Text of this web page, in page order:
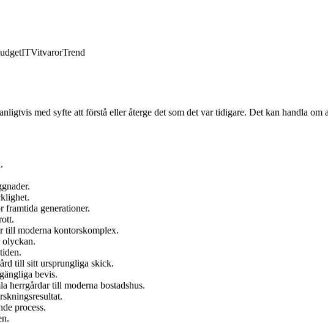
ITVitvarorTrend
med syfte att förstå eller återge det som det var tidigare. Det kan handla om
framtida generationer.
till moderna kontorskomplex.
olyckan.
till sitt ursprungliga skick.
bevis.
herrgårdar till moderna bostadshus.
process.